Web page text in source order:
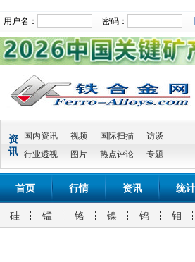
用户名： 密码：
资
讯
国内资讯 视频 国际扫描
访谈
行业透视
图片 热点评论 专题
首页 行情 资讯 统计
硅 锰 铬 镍 钨 钼